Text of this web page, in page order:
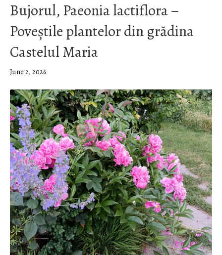
Bujorul, Paeonia lactiflora –
Poveștile plantelor din grădina
Castelul Maria
June 2, 2026